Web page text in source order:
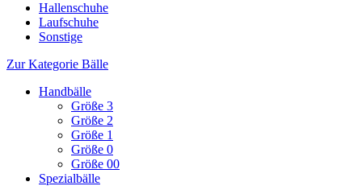
Hallenschuhe
Laufschuhe
Sonstige
Zur Kategorie Bälle
Handbälle
Größe 3
Größe 2
Größe 1
Größe 0
Größe 00
Spezialbälle